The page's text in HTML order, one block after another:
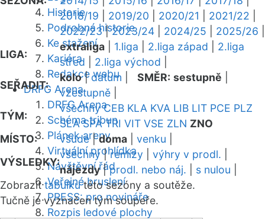
Historie
Podrobná historie
Ke stažení
Kariéra
Redakce webu
DRFG Arena
DRFG Arena
Schéma tribun
Plánek areny
Virtuální prohlídka
Návštěvní řád
Veřejné bruslení
PRESS: pro novináře
Rozpis ledové plochy
2018/19
2019/20 2020/21 2021/22
2022/23|2023/24 2024/25 2025/26
LIGA:
extraliga 1.liga 2.liga západ
2.liga
střed
2.liga východ
SEŘADIT:
kolo|datum SMĚR: sestupně
vzestupně
TÝM:
všechny CEB KLA KVA LIB LIT PCE PLZ
SLA SPA TRI VIT VSE ZLN ZNO
MÍSTO:
všude|doma venku
VÝSLEDKY:
všechny|remízy výhry v prodl.
nájezdy|prodl. nebo náj. s nulou
Zobrazittabulkutéto sezóny a soutěže.
Tučně je vyznačen tým soupeře.